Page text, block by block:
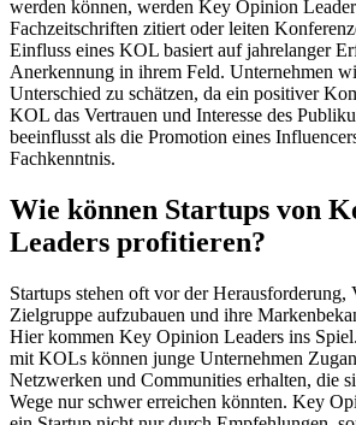
werden können, werden Key Opinion
Fachzeitschriften zitiert oder leiten
Einfluss eines KOL basiert auf jahrelanger
Anerkennung in ihrem Feld. Unternehmen
Unterschied zu schätzen, da ein positiver
KOL das Vertrauen und Interesse des
beeinflusst als die Promotion eines
Fachkenntnis.
Wie können Startups von
Leaders profitieren?
Startups stehen oft vor der Herausforderung,
Zielgruppe aufzubauen und ihre
Hier kommen Key Opinion Leaders ins
mit KOLs können junge Unternehmen
Netzwerken und Communities erhalten, die
Wege nur schwer erreichen könnten. Key